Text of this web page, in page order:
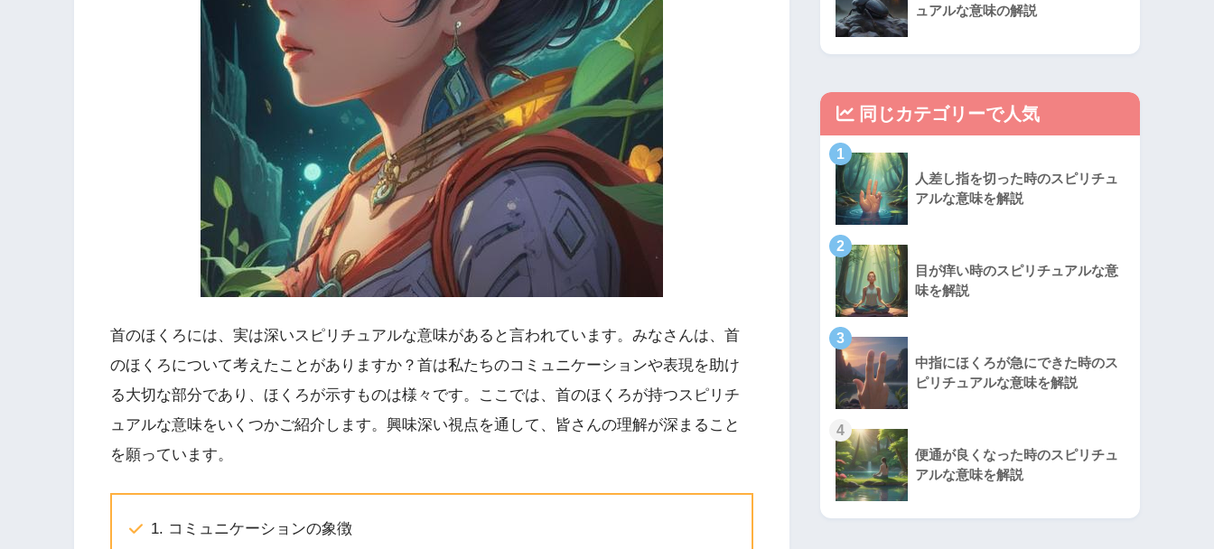
首のほくろには、実は深いスピリチュアルな意味があると言われています。みなさんは、首
のほくろについて考えたことがありますか？首は私たちのコミュニケーションや表現を助け
る大切な部分であり、ほくろが示すものは様々です。ここでは、首のほくろが持つスピリチ
ュアルな意味をいくつかご紹介します。興味深い視点を通して、皆さんの理解が深まること
を願っています。
1. コミュニケーションの象徴
ュアルな意味の解説
同じカテゴリーで人気
1
人差し指を切った時のスピリチュ
アルな意味を解説
2
目が痒い時のスピリチュアルな意
味を解説
3
中指にほくろが急にできた時のス
ピリチュアルな意味を解説
4
便通が良くなった時のスピリチュ
アルな意味を解説